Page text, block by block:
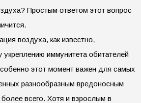
Простым ответом этот вопрос
воздуха, как известно,
иммунитета обитателей
этот момент важен для самых
разнообразным вредоносным
всего. Хотя и взрослым в